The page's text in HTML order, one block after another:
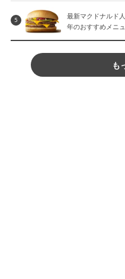
5
最新マクドナルド
年のおすすめメニ
も